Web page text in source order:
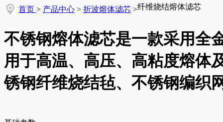
首页 > 产品中心 > 折波熔体滤芯 >纤维烧结熔体滤芯
不锈钢熔体滤芯是一款采用全
用于高温、高压、高粘度熔体
锈钢纤维烧结毡、不锈钢编织